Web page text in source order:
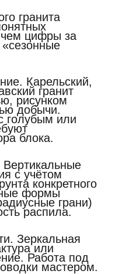
гранита
цифры за
Карельский,
гранит
рисунком
добычи.
голубым или
блока.
Вертикальные
с учётом
конкретного
формы
грани)
распила.
Зеркальная
или
Работа под
мастером.